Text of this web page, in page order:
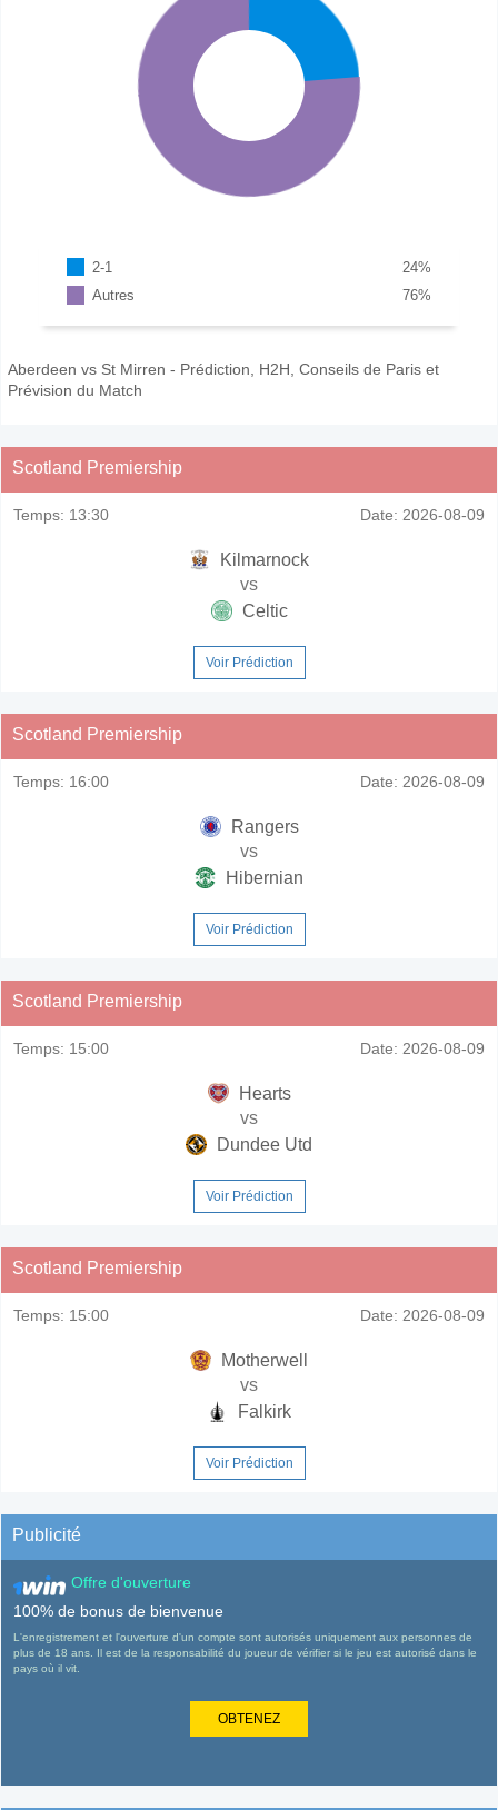
2-1 %
24
Autres
%
76
Aberdeen vs St Mirren - Prédiction, H2H, Conseils de Paris et
Prévision du Match
Scotland Premiership
Temps: 13:30 Date: 2026-08-09
Kilmarnock
vs
Celtic
Voir Prédiction
Scotland Premiership
Temps: 16:00 Date: 2026-08-09
Rangers
vs
Hibernian
Voir Prédiction
Scotland Premiership
Temps: 15:00 Date: 2026-08-09
Hearts
vs
Dundee Utd
Voir Prédiction
Scotland Premiership
Temps: 15:00 Date: 2026-08-09
Motherwell
vs
Falkirk
Voir Prédiction
Publicité
Offre d'ouverture
100% de bonus de bienvenue
L'enregistrement et l'ouverture d'un compte sont autorisés uniquement aux personnes de
plus de 18 ans. Il est de la responsabilité du joueur de vérifier si le jeu est autorisé dans le
pays où il vit.
OBTENEZ